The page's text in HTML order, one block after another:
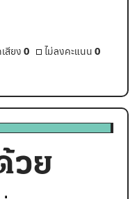
สียง 0 ไม่ลงคะแนน 0
วย